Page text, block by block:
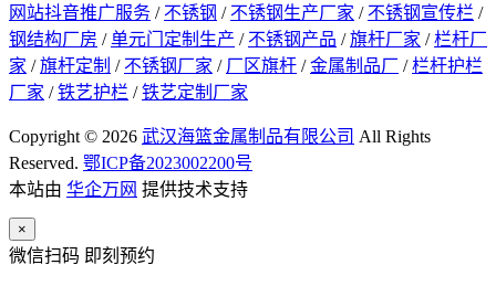
网站抖音推广服务 / 不锈钢 / 不锈钢生产厂家 / 不锈钢宣传栏 /
钢结构厂房 /单元门定制生产 / 不锈钢产品 /旗杆厂家 /栏杆厂
家 /旗杆定制 / 不锈钢厂家 / 厂区旗杆 /金属制品厂 /栏杆护栏
厂家 /铁艺护栏 /铁艺定制厂家
Copyright © 2026 武汉海篮金属制品有限公司 All Rights
Reserved. 鄂ICP备2023002200号
本站由 华企万网 提供技术支持
×
微信扫码 即刻预约